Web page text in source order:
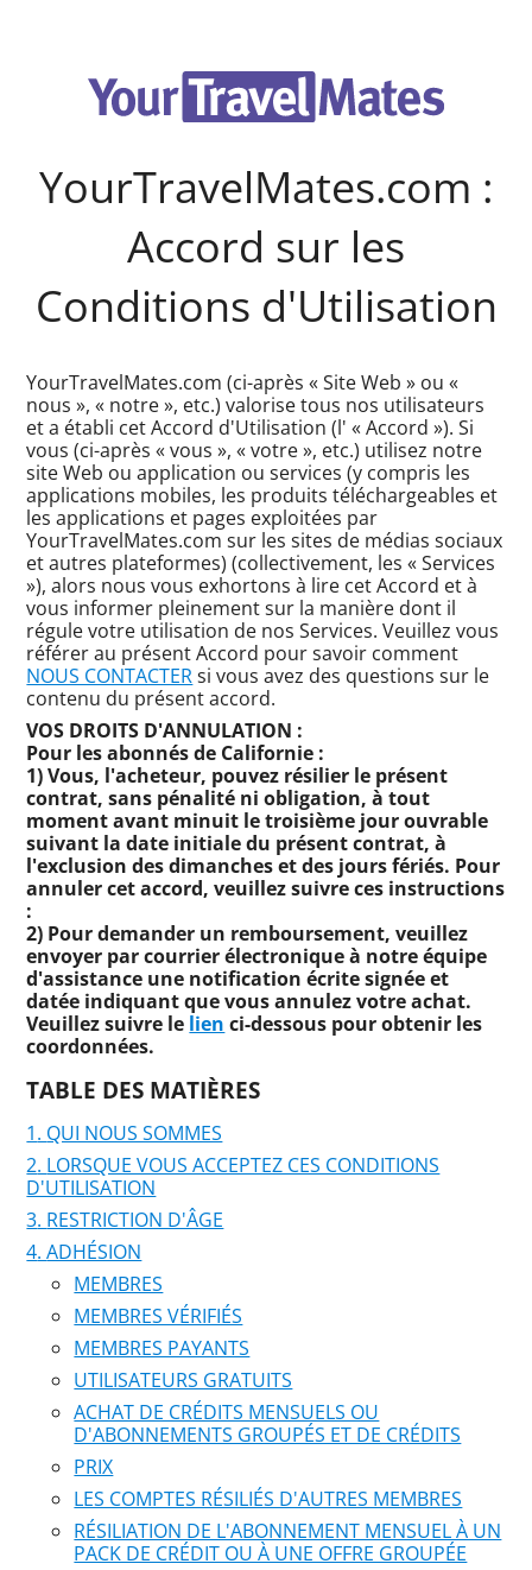
YourTravelMates.com :
Accord sur les
Conditions d'Utilisation
YourTravelMates.com (ci-après « Site Web » ou «
nous », « notre », etc.) valorise tous nos utilisateurs
et a établi cet Accord d'Utilisation (l' « Accord »). Si
vous (ci-après « vous », « votre », etc.) utilisez notre
site Web ou application ou services (y compris les
applications mobiles, les produits téléchargeables et
les applications et pages exploitées par
YourTravelMates.com sur les sites de médias sociaux
et autres plateformes) (collectivement, les « Services
»), alors nous vous exhortons à lire cet Accord et à
vous informer pleinement sur la manière dont il
régule votre utilisation de nos Services. Veuillez vous
référer au présent Accord pour savoir comment
NOUS CONTACTERsi vous avez des questions sur le
contenu du présent accord.
VOS DROITS D'ANNULATION :
Pour les abonnés de Californie :
1) Vous, l'acheteur, pouvez résilier le présent
contrat, sans pénalité ni obligation, à tout
moment avant minuit le troisième jour ouvrable
suivant la date initiale du présent contrat, à
l'exclusion des dimanches et des jours fériés. Pour
annuler cet accord, veuillez suivre ces instructions
:
2) Pour demander un remboursement, veuillez
envoyer par courrier électronique à notre équipe
d'assistance une notification écrite signée et
datée indiquant que vous annulez votre achat.
Veuillez suivre le lien ci-dessous pour obtenir les
coordonnées.
TABLE DES MATIÈRES
QUI NOUS SOMMES
LORSQUE VOUS ACCEPTEZ CES CONDITIONS
D'UTILISATION
RESTRICTION D'ÂGE
ADHÉSION
MEMBRES
MEMBRES VÉRIFIÉS
MEMBRES PAYANTS
UTILISATEURS GRATUITS
ACHAT DE CRÉDITS MENSUELS OU
D'ABONNEMENTS GROUPÉS ET DE CRÉDITS
PRIX
LES COMPTES RÉSILIÉS D'AUTRES MEMBRES
RÉSILIATION DE L'ABONNEMENT MENSUEL À UN
PACK DE CRÉDIT OU À UNE OFFRE GROUPÉE